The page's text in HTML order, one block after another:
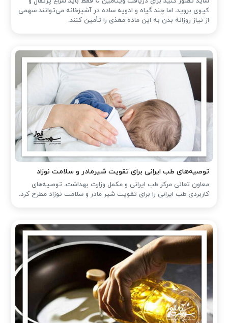
کیوی بروید، اما چند گیاه و ادویه ساده در آشپزخانه می‌توانند سهمی
از نیاز روزانه بدن به این ماده مغذی را تأمین کنند.
توصیه‌های طب ایرانی برای تقویت شیرمادر و سلامت نوزاد
معاون تعالی مرکز طب ایرانی و مکمل وزارت بهداشت، توصیه‌های
کاربردی طب ایرانی را برای تقویت شیر مادر و سلامت نوزاد مطرح کرد.